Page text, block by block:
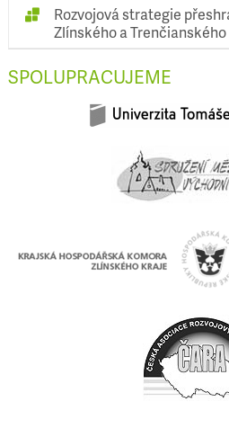
Rozvojová strategie
Zlínského a
SPOLUPRACUJEME